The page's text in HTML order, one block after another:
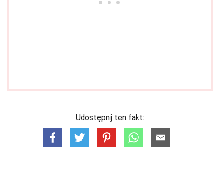
Udostępnij ten fakt: